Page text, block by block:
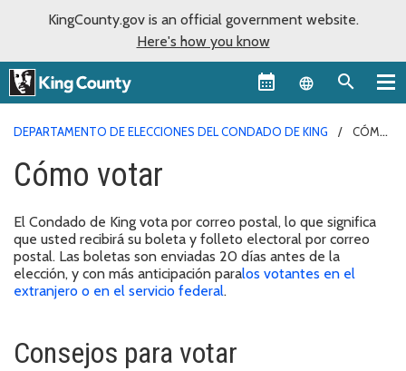
KingCounty.gov is an official government website.
Here's how you know
Language
DEPARTAMENTO DE ELECCIONES DEL CONDADO DE KING
CÓMO
Cómo votar
El Condado de King vota por correo postal, lo que significa
que usted recibirá su boleta y folleto electoral por correo
postal. Las boletas son enviadas 20 días antes de la
elección, y con más anticipación paralos votantes en el
extranjero o en el servicio federal.
Consejos para votar